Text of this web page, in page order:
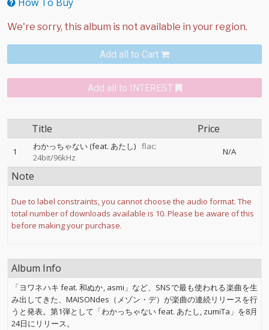
Add all to Cart
Add all to INTEREST
Title Price
1 わかっちゃない (feat. あたし) flac:
24bit/96kHz
N/A
Note
Due to label constraints, you cannot choose the audio format. The
total number of downloads available is 10. Please be aware of this
before making your purchase.
Album Info
「ヨワネハキ feat. 和ぬか, asmi」など、SNSで最も使われる楽曲を生
み出してきた、MAISONdes（メゾン・デ）が楽曲の連続リリースを行
うと発表。第1弾として「わかっちゃない feat. あたし, zumiTa」を8月
24日にリリース。